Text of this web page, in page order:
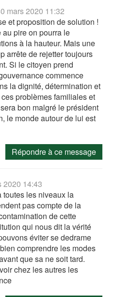
mars 2020 11:32
et proposition de solution !
au pire on pourra le
à la hauteur. Mais une
arrête de rejetter toujours
Si le citoyen prend
commence
la dignité, détermination et
problèmes familiales et
bon malgré le président
le monde autour de lui est
Répondre à ce message
2020 14:43
toutes les niveaux la
pas compte de la
de cette
qui nous dit la vérité
éviter se dedrame
comprendre les modes
que sa ne soit tard.
chez les autres les